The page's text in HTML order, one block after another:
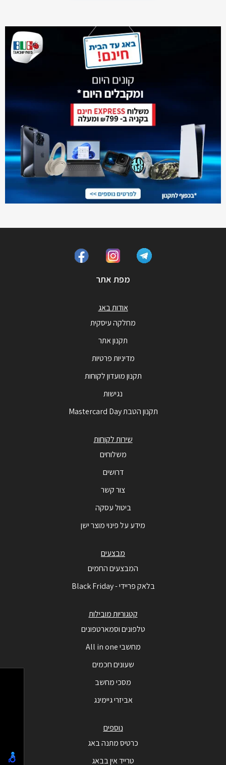
מפת אתר
אודות באג
מחלקה עיסקית
תקנון אתר
מדיניות פרטיות
תקנון מועדון לקוחות
נגישות
תקנון הטבת Mastercard Day
שירות לקוחות
משלוחים
דרושים
צור קשר
ביטול עסקה
מידע על פינוי מוצר ישן
מבצעים
המבצעים החמים
בלאק פריידי - Black Friday
קטגוריות מובילות
טלפונים וסמארטפונים
מחשבי All in one
שעונים חכמים
מסכי מחשב
אביזרי גיימינג
נוספים
כרטיס מתנה באג
טרייד אין בבאג